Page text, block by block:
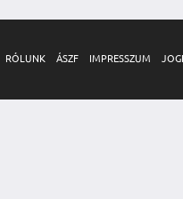
RÓLUNK ÁSZF IMPRESSZUM